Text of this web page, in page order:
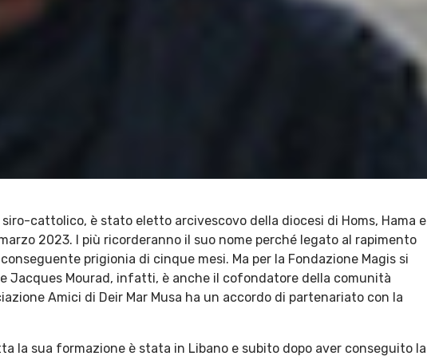
cattolico, è stato eletto arcivescovo della diocesi di Homs, Hama e
2023. I più ricorderanno il suo nome perché legato al rapimento
prigionia di cinque mesi. Ma per la Fondazione Magis si
Jacques Mourad, infatti, è anche il cofondatore della comunità
Amici di Deir Mar Musa ha un accordo di partenariato con la
la sua formazione è stata in Libano e subito dopo aver conseguito la